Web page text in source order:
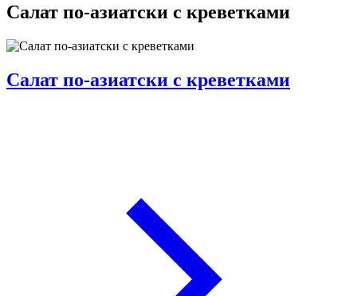
Салат по-азиатски с креветками
Салат по-азиатски с креветками